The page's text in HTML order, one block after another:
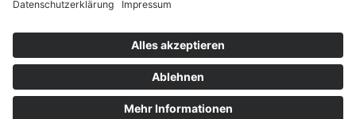
Alle Preise inkl. gesetzl. Mehrwertsteuer zzgl.
Versandkostenund ggf. Nachnahmegebühren, wenn
nicht anders angegeben.